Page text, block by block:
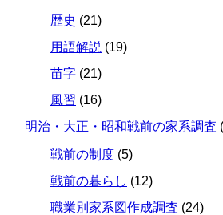
歴史 (21)
用語解説 (19)
苗字 (21)
風習 (16)
明治・大正・昭和戦前の家系調査
戦前の制度 (5)
戦前の暮らし (12)
職業別家系図作成調査 (24)